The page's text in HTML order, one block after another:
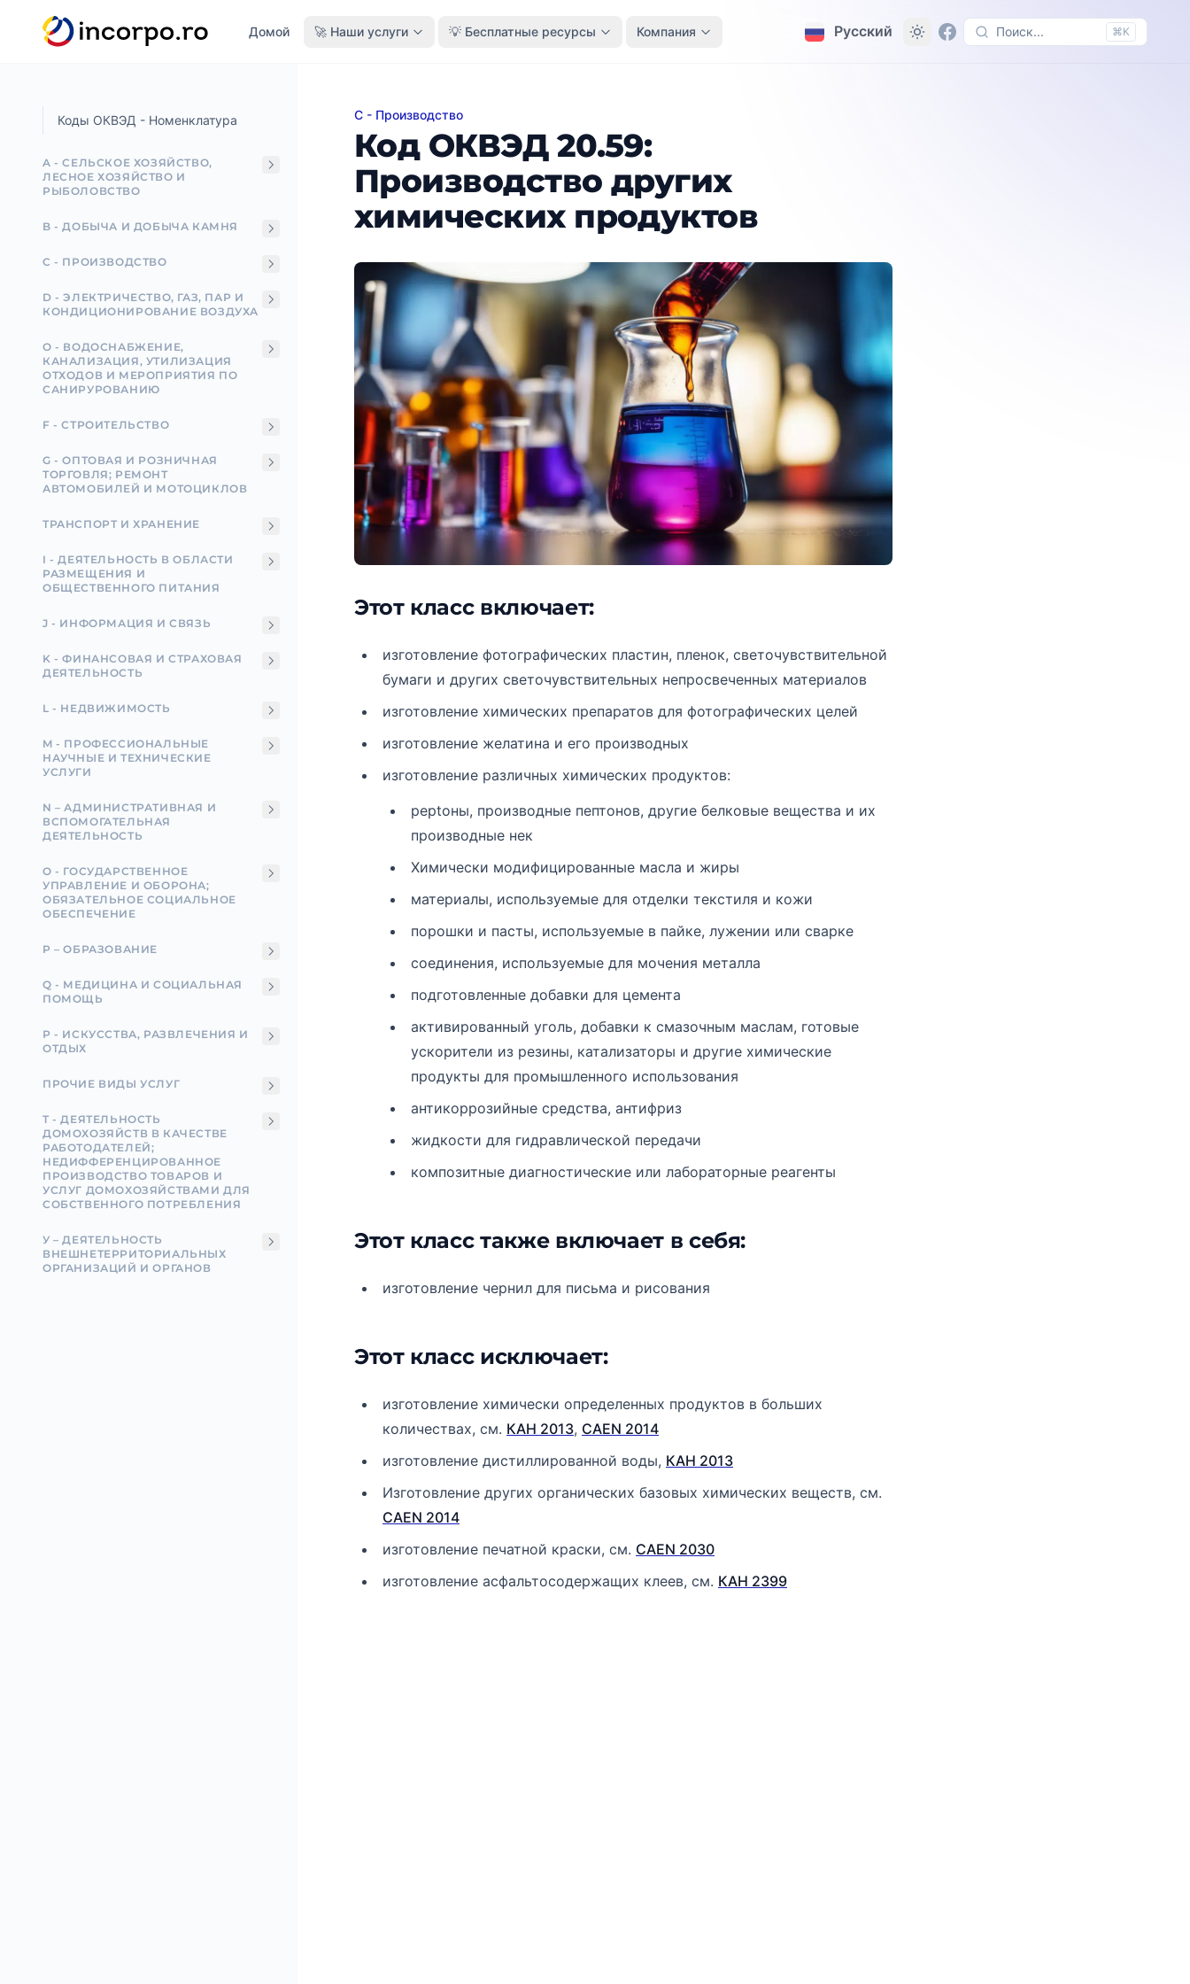
контенту
Домой 🚀 Наши услуги 💡 Бесплатные ресурсы Компания Русский Поиск... ⌘K
Коды ОКВЭД - Номенклатура
A - СЕЛЬСКОЕ ХОЗЯЙСТВО,
ЛЕСНОЕ ХОЗЯЙСТВО И
РЫБОЛОВСТВО
B - ДОБЫЧА И ДОБЫЧА КАМНЯ
C - ПРОИЗВОДСТВО
D - ЭЛЕКТРИЧЕСТВО, ГАЗ, ПАР И
КОНДИЦИОНИРОВАНИЕ ВОЗДУХА
О - ВОДОСНАБЖЕНИЕ,
КАНАЛИЗАЦИЯ, УТИЛИЗАЦИЯ
ОТХОДОВ И МЕРОПРИЯТИЯ ПО
САНИРУРОВАНИЮ
F - СТРОИТЕЛЬСТВО
G - ОПТОВАЯ И РОЗНИЧНАЯ
ТОРГОВЛЯ; РЕМОНТ
АВТОМОБИЛЕЙ И МОТОЦИКЛОВ
ТРАНСПОРТ И ХРАНЕНИЕ
I - ДЕЯТЕЛЬНОСТЬ В ОБЛАСТИ
РАЗМЕЩЕНИЯ И
ОБЩЕСТВЕННОГО ПИТАНИЯ
J - ИНФОРМАЦИЯ И СВЯЗЬ
K - ФИНАНСОВАЯ И СТРАХОВАЯ
ДЕЯТЕЛЬНОСТЬ
L - НЕДВИЖИМОСТЬ
M - ПРОФЕССИОНАЛЬНЫЕ
НАУЧНЫЕ И ТЕХНИЧЕСКИЕ
УСЛУГИ
N – АДМИНИСТРАТИВНАЯ И
ВСПОМОГАТЕЛЬНАЯ
ДЕЯТЕЛЬНОСТЬ
О - ГОСУДАРСТВЕННОЕ
УПРАВЛЕНИЕ И ОБОРОНА;
ОБЯЗАТЕЛЬНОЕ СОЦИАЛЬНОЕ
ОБЕСПЕЧЕНИЕ
P – ОБРАЗОВАНИЕ
Q - МЕДИЦИНА И СОЦИАЛЬНАЯ
ПОМОЩЬ
Р - ИСКУССТВА, РАЗВЛЕЧЕНИЯ И
ОТДЫХ
ПРОЧИЕ ВИДЫ УСЛУГ
T - ДЕЯТЕЛЬНОСТЬ
ДОМОХОЗЯЙСТВ В КАЧЕСТВЕ
РАБОТОДАТЕЛЕЙ;
НЕДИФФЕРЕНЦИРОВАННОЕ
ПРОИЗВОДСТВО ТОВАРОВ И
УСЛУГ ДОМОХОЗЯЙСТВАМИ ДЛЯ
СОБСТВЕННОГО ПОТРЕБЛЕНИЯ
У – ДЕЯТЕЛЬНОСТЬ
ВНЕШНЕТЕРРИТОРИАЛЬНЫХ
ОРГАНИЗАЦИЙ И ОРГАНОВ
Код ОКВЭД 20.59: Производство других химических продуктов
C - Производство
Код ОКВЭД 20.59:
Производство других
химических продуктов
Этот класс включает:
изготовление фотографических пластин, пленок, светочувствительной
бумаги и других светочувствительных непросвеченных материалов
изготовление химических препаратов для фотографических целей
изготовление желатина и его производных
изготовление различных химических продуктов:
peptоны, производные пептонов, другие белковые вещества и их
производные нек
Химически модифицированные масла и жиры
материалы, используемые для отделки текстиля и кожи
порошки и пасты, используемые в пайке, лужении или сварке
соединения, используемые для мочения металла
подготовленные добавки для цемента
активированный уголь, добавки к смазочным маслам, готовые
ускорители из резины, катализаторы и другие химические
продукты для промышленного использования
антикоррозийные средства, антифриз
жидкости для гидравлической передачи
композитные диагностические или лабораторные реагенты
Этот класс также включает в себя:
изготовление чернил для письма и рисования
Этот класс исключает:
изготовление химически определенных продуктов в больших
количествах, см. КАН 2013, CAEN 2014
изготовление дистиллированной воды, КАН 2013
Изготовление других органических базовых химических веществ, см.
CAEN 2014
изготовление печатной краски, см. CAEN 2030
изготовление асфальтосодержащих клеев, см. КАН 2399